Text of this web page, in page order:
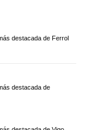
destacada de Ferrol
destacada de